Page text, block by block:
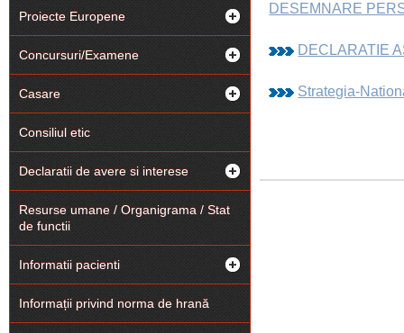
DESEMNARE
DECLARATIE
Strategia-
Proiecte Europene
Concursuri/Examene
Casare
Consiliul etic
Declaratii de avere si interese
Resurse umane / Organigrama / Stat
de functii
Informatii pacienti
Informații privind norma de hrană